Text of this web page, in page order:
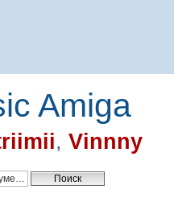
Amiga
, Vinnny